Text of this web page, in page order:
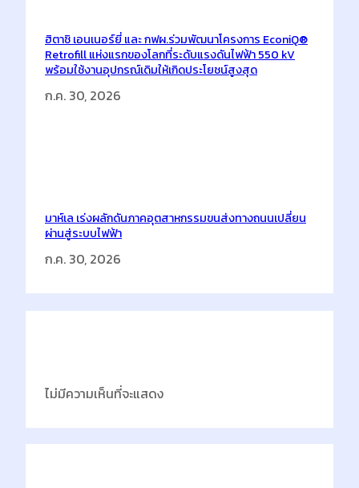
ฮิตาชิ เอนเนอร์ยี่ และ กฟผ.ร่วมพัฒนาโครงการ EconiQ®
Retrofill แห่งแรกของโลกที่ระดับแรงดันไฟฟ้า 550 kV
พร้อมใช้งานอุปกรณ์เดิมให้เกิดประโยชน์สูงสุด
ก.ค. 30, 2026
มาห์เล เร่งผลักดันภาคอุตสาหกรรมขนส่งทางถนนเปลี่ยน
ผ่านสู่ระบบไฟฟ้า
ก.ค. 30, 2026
ไม่มีความเห็นที่จะแสดง